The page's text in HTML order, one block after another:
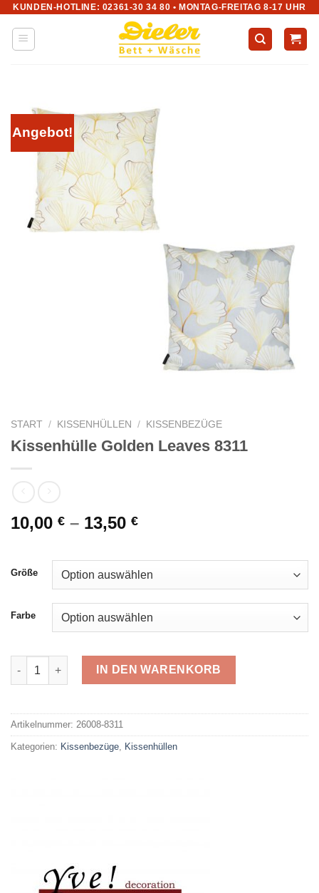
Zum
Inhalt
springen
KUNDEN-HOTLINE: 02361-30 34 80 • MONTAG-FREITAG 8-17 UHR
Angebot!
START / KISSENHÜLLEN / KISSENBEZÜGE
Kissenhülle Golden Leaves 8311
10,00 € – 13,50 €
Größe
Farbe
Kissenhülle Golden Leaves 8311 Menge
IN DEN WARENKORB
Artikelnummer: 26008-8311
Kategorien: Kissenbezüge Kissenhüllen